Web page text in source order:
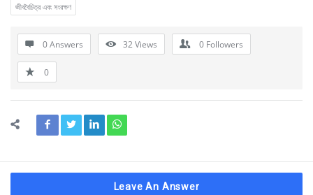
জীববৈচিত্র এবং সংরক্ষণ
0 Answers 32Views 0 Followers
0
Leave An Answer